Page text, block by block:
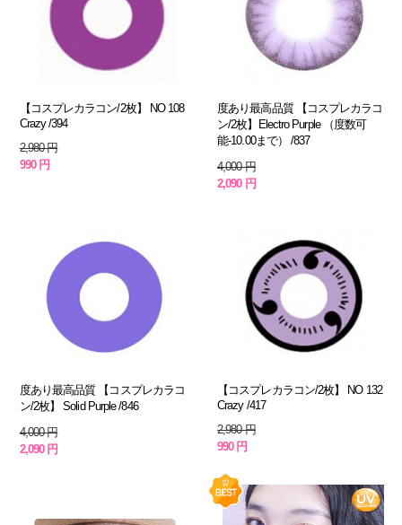
【コスプレカラコン/2枚】 NO 108
Crazy /394
2,980 円
990 円
度あり最高品質 【コスプレカラコ
ン/2枚】Electro Purple （度数可
能-10.00まで） /837
4,000 円
2,090 円
度あり最高品質 【コスプレカラコ
ン/2枚】 Solid Purple /846
4,000 円
2,090 円
【コスプレカラコン/2枚】 NO 132
Crazy /417
2,980 円
990 円